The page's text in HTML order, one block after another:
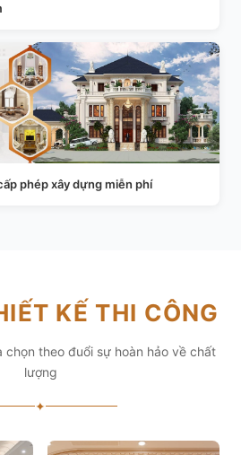
phép xây dựng miễn phí
KẾ THI CÔNG
chọn theo đuổi sự hoàn hảo về chất
lượng
✦